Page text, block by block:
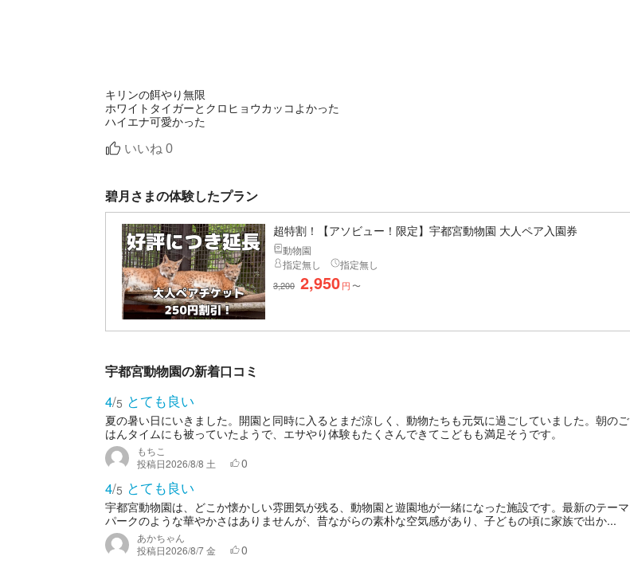
キリンの餌やり無限
ホワイトタイガーとクロヒョウカッコよかった
ハイエナ可愛かった
いいね 0
碧月さまの体験したプラン
超特割！【アソビュー！限定】宇都宮動物園 大人ペア入園券
動物園
指定無し
指定無し
3,200 2,950円 〜
宇都宮動物園の新着口コミ
4/5 とても良い
夏の暑い日にいきました。開園と同時に入るとまだ涼しく、動物たちも元気に過ごしていました。朝のご
はんタイムにも被っていたようで、エサやり体験もたくさんできてこどもも満足そうです。
もちこ
投稿日2026/8/8 土 0
4/5 とても良い
宇都宮動物園は、どこか懐かしい雰囲気が残る、動物園と遊園地が一緒になった施設です。最新のテーマ
パークのような華やかさはありませんが、昔ながらの素朴な空気感があり、子どもの頃に家族で出か...
あかちゃん
投稿日2026/8/7 金 0